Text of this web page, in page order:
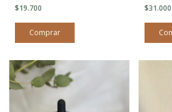
$19.700
$31.000